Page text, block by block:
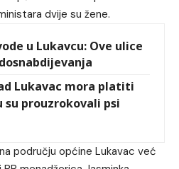
dvije su žene.
u Lukavcu: Ove ulice
Lukavac mora platiti
prouzrokovali psi
području općine Lukavac već